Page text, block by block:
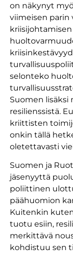
on näkynyt
viimeisen parin
selonteko
Suomen lisäksi
resilienssistä.
kriittisten
onkin tällä
oletettavasti
Suomen ja
jäsenyyttä
poliittinen
päähuomion
Kuitenkin
tuotu esiin,
merkittävä
kohdistuu sen